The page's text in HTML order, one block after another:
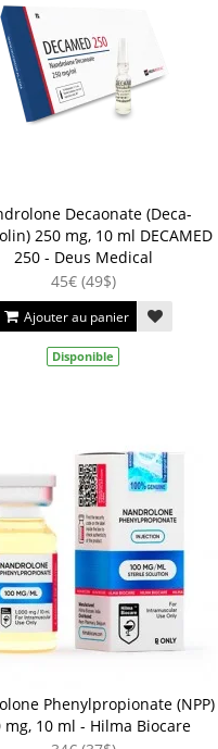
Decaonate (Deca-
250 mg, 10 ml DECAMED
250 - Deus Medical
45€ (49$)
Ajouter au panier
Disponible
Phenylpropionate (NPP)
mg, 10 ml - Hilma Biocare